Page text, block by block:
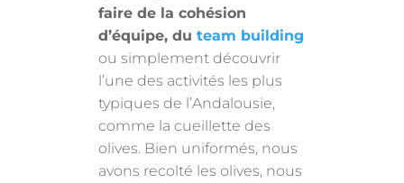
faire de la cohésion
d’équipe, duteam building
ou simplement découvrir
l’une des activités les plus
typiques de l’Andalousie,
comme la cueillette des
olives. Bien uniformés, nous
avons recolté les olives, nous